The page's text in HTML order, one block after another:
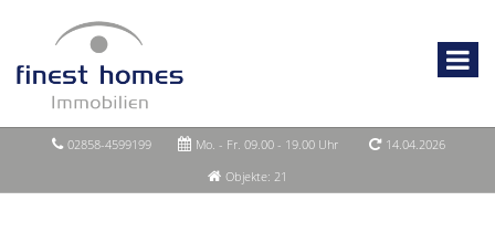
02858-4599199 Mo. - Fr. 09.00 - 19.00 Uhr
14.04.2026
Objekte: 21